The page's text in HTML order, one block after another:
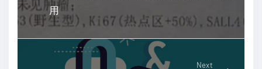
用
Next